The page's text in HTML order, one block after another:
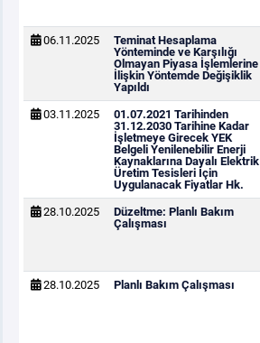
06.11.2025
Teminat Hesaplama
Yönteminde ve Karşılığı
Olmayan Piyasa İşlemlerine
İlişkin Yöntemde Değişiklik
Yapıldı
03.11.2025
01.07.2021 Tarihinden
31.12.2030 Tarihine Kadar
İşletmeye Girecek YEK
Belgeli Yenilenebilir Enerji
Kaynaklarına Dayalı Elektrik
Üretim Tesisleri İçin
Uygulanacak Fiyatlar Hk.
28.10.2025
Düzeltme: Planlı Bakım
Çalışması
28.10.2025 Planlı Bakım Çalışması